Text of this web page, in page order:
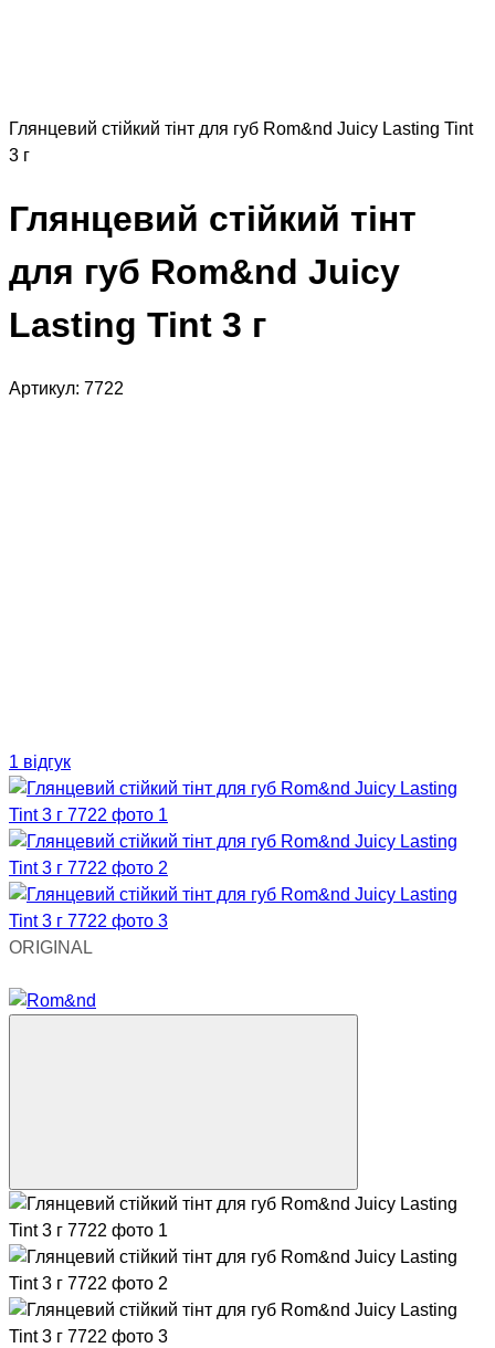
Глянцевий стійкий тінт для губ Rom&nd Juicy Lasting Tint
3 г
Глянцевий стійкий тінт
для губ Rom&nd Juicy
Lasting Tint 3 г
Артикул: 7722
1 відгук
ORIGINAL